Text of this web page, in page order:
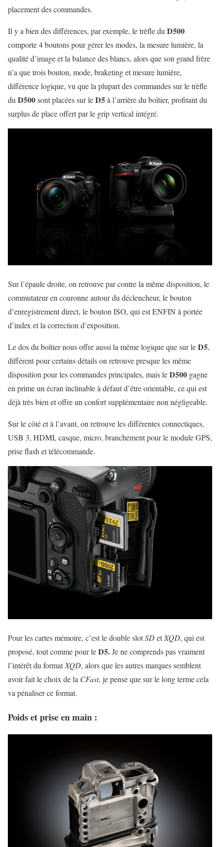
placement des commandes.
Il y a bien des différences, par exemple, le trèfle du D500
comporte 4 boutons pour gérer les modes, la mesure lumière, la
qualité d’image et la balance des blancs, alors que son grand frère
n’a que trois bouton, mode, braketing et mesure lumière,
différence logique, vu que la plupart des commandes sur le trèfle
du D500sont placées sur leD5à l’arrière du boîtier, profitant du
surplus de place offert par le grip vertical intégré.
Sur l’épaule droite, on retrouve par contre la même disposition, le
commutateur en couronne autour du déclencheur, le bouton
d’enregistrement direct, le bouton ISO, qui est ENFIN à portée
d’index et la correction d’exposition.
Le dos du boîtier nous offre aussi la même logique que sur leD5,
différent pour certains détails on retrouve presque les même
disposition pour les commandes principales, mais leD500 gagne
en prime un écran inclinable à défaut d’être orientable, ce qui est
déjà très bien et offre un confort supplémentaire non négligeable.
Sur le côté et à l’avant, on retrouve les différentes connectiques,
USB 3, HDMI, casque, micro, branchement pour le module GPS,
prise flash et télécommande.
Pour les cartes mémoire, c’est le double slotSDetXQD, qui est
proposé, tout comme pour leD5.Je ne comprends pas vraiment
l’intérêt du formatXQD, alors que les autres marques semblent
avoir fait le choix de la CFast, je pense que sur le long terme cela
va pénaliser ce format.
Poids et prise en main :